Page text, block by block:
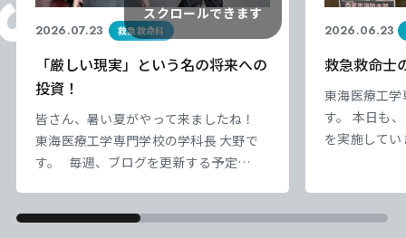
2026.07.23 救急救命科
「厳しい現実」という名の将来への
投資！
皆さん、暑い夏がやって来ましたね！
東海医療工学専門学校の学科長 大野で
す。 毎週、ブログを更新する予定
し訳ございません！ 現在、2年生は病院
2026.06.23
救急救命士
東海医療工
す。 本日も
を実施して
の底上げが
スクロールできます